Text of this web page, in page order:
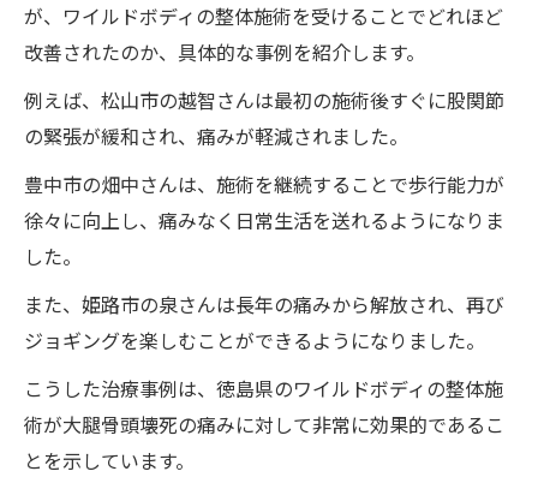
が、ワイルドボディの整体施術を受けることでどれほど
改善されたのか、具体的な事例を紹介します。
例えば、松山市の越智さんは最初の施術後すぐに股関節
の緊張が緩和され、痛みが軽減されました。
豊中市の畑中さんは、施術を継続することで歩行能力が
徐々に向上し、痛みなく日常生活を送れるようになりま
した。
また、姫路市の泉さんは長年の痛みから解放され、再び
ジョギングを楽しむことができるようになりました。
こうした治療事例は、徳島県のワイルドボディの整体施
術が大腿骨頭壊死の痛みに対して非常に効果的であるこ
とを示しています。